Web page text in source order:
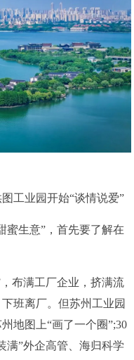
工业园开始“谈情说爱”
生意”，首先要了解在
布满工厂企业，挤满流
班离厂。但苏州工业园
地图上“画了一个圈”;30
满”外企高管、海归科学